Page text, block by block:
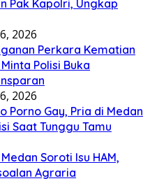
Pak Kapolri, Ungkap
2026
Perkara Kematian
Polisi Buka
2026
Porno Gay, Pria di Medan
Saat Tunggu Tamu
Soroti Isu HAM,
Agraria